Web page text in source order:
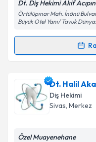
kapsamda
Dt. Diş Hekimi Akif
Örtülüpınar Mah. İnönü
Büyük Otel Yanı/ Tavuk
Randevu
Dt. Akif Acıpınar
oluşturun. Size bu
takvim
Dt. Halil
Diş Hekimi
Sivas, Merkez
Özel Muayenehane